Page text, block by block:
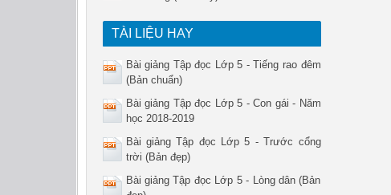
TÀI LIỆU HAY
Bài giảng Tập đọc Lớp 5 - Tiếng rao đêm
(Bản chuẩn)
Bài giảng Tập đọc Lớp 5 - Con gái - Năm
học 2018-2019
Bài giảng Tập đọc Lớp 5 - Trước cổng
trời (Bản đẹp)
Bài giảng Tập đọc Lớp 5 - Lòng dân (Bản